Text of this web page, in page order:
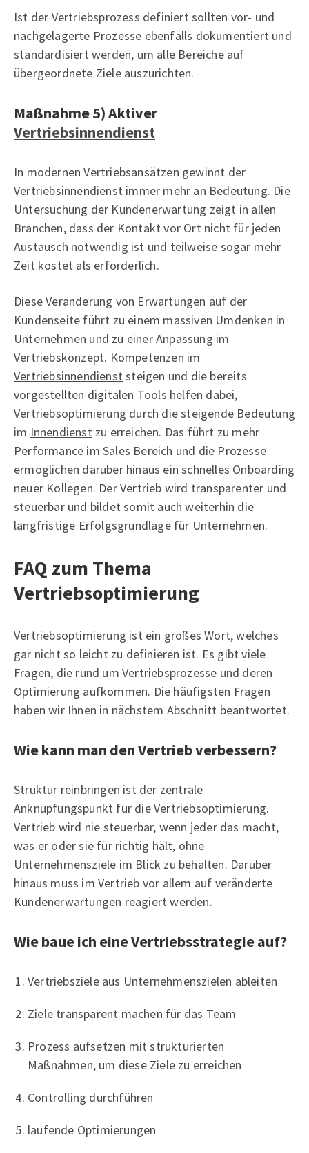
Ist der Vertriebsprozess definiert sollten vor- und
nachgelagerte Prozesse ebenfalls dokumentiert und
standardisiert werden, um alle Bereiche auf
übergeordnete Ziele auszurichten.
Maßnahme 5) Aktiver
Vertriebsinnendienst
In modernen Vertriebsansätzen gewinnt der
Vertriebsinnendienst immer mehr an Bedeutung. Die
Untersuchung der Kundenerwartung zeigt in allen
Branchen, dass der Kontakt vor Ort nicht für jeden
Austausch notwendig ist und teilweise sogar mehr
Zeit kostet als erforderlich.
Diese Veränderung von Erwartungen auf der
Kundenseite führt zu einem massiven Umdenken in
Unternehmen und zu einer Anpassung im
Vertriebskonzept. Kompetenzen im
Vertriebsinnendienststeigen und die bereits
vorgestellten digitalen Tools helfen dabei,
Vertriebsoptimierung durch die steigende Bedeutung
im Innendienstzu erreichen. Das führt zu mehr
Performance im Sales Bereich und die Prozesse
ermöglichen darüber hinaus ein schnelles Onboarding
neuer Kollegen. Der Vertrieb wird transparenter und
steuerbar und bildet somit auch weiterhin die
langfristige Erfolgsgrundlage für Unternehmen.
FAQ zum Thema
Vertriebsoptimierung
Vertriebsoptimierung ist ein großes Wort, welches
gar nicht so leicht zu definieren ist. Es gibt viele
Fragen, die rund um Vertriebsprozesse und deren
Optimierung aufkommen. Die häufigsten Fragen
haben wir Ihnen in nächstem Abschnitt beantwortet.
Wie kann man den Vertrieb verbessern?
Struktur reinbringen ist der zentrale
Anknüpfungspunkt für die Vertriebsoptimierung.
Vertrieb wird nie steuerbar, wenn jeder das macht,
was er oder sie für richtig hält, ohne
Unternehmensziele im Blick zu behalten. Darüber
hinaus muss im Vertrieb vor allem auf veränderte
Kundenerwartungen reagiert werden.
Wie baue ich eine Vertriebsstrategie auf?
Vertriebsziele aus Unternehmenszielen ableiten
Ziele transparent machen für das Team
Prozess aufsetzen mit strukturierten
Maßnahmen, um diese Ziele zu erreichen
Controlling durchführen
laufende Optimierungen